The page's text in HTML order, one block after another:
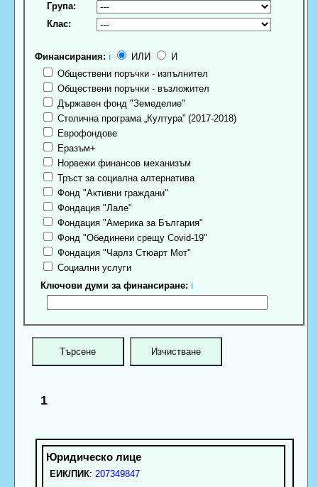
Група:
Клас:
Финансирания: ℹ ИЛИ
И
Обществени поръчки - изпълнител
Обществени поръчки - възложител
Държавен фонд "Земеделие"
Столична програма „Култура” (2017-2018)
Еврофондове
Еразъм+
Норвежи финансов механизъм
Тръст за социална алтернатива
Фонд "Активни граждани"
Фондация "Лале"
Фондация "Америка за България"
Фонд "Обединени срещу Covid-19"
Фондация "Чарлз Стюарт Мот"
Социални услуги
Ключови думи за финансиране: ℹ
1
ЕИК/ПИК: 207349847